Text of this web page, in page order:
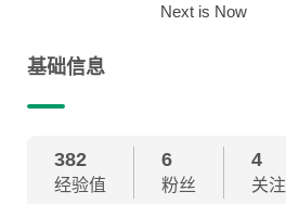
Next is Now
基础信息
382
经验值
6
粉丝
4
关注